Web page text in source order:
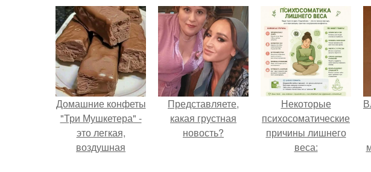
ерунда?
Домашние конфеты
"Три Мушкетера" -
это легкая,
воздушная
Представляете,
какая грустная
новость?
Некоторые
психосоматические
причины лишнего
веса: